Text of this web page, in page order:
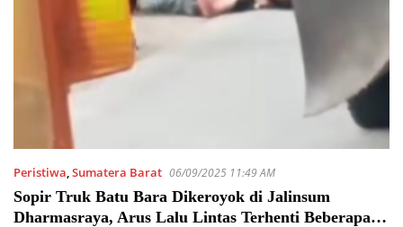
Peristiwa,Sumatera Barat 06/09/2025 11:49 AM
Sopir Truk Batu Bara Dikeroyok di Jalinsum
Dharmasraya, Arus Lalu Lintas Terhenti Beberapa